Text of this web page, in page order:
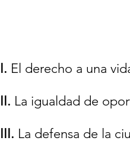
I. El derecho a una
II. La igualdad de
III. La defensa de la